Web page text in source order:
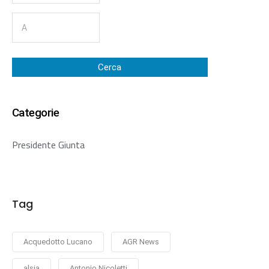
Cerca
Categorie
Presidente Giunta
Tag
Acquedotto Lucano AGR News